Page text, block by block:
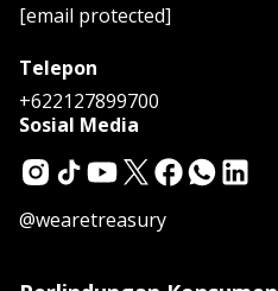
[email protected]
Telepon
+622127899700
Sosial Media
@wearetreasury